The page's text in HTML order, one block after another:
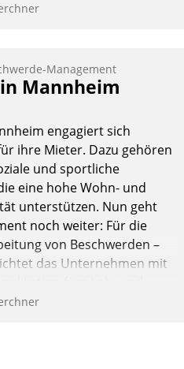
Management
Mannheim
engagiert sich
ihre Mieter. Dazu gehören
und sportliche
eine hohe Wohn- und
unterstützen. Nun geht
noch weiter: Für die
von Beschwerden –
das Unternehmen mit
einen eigenen